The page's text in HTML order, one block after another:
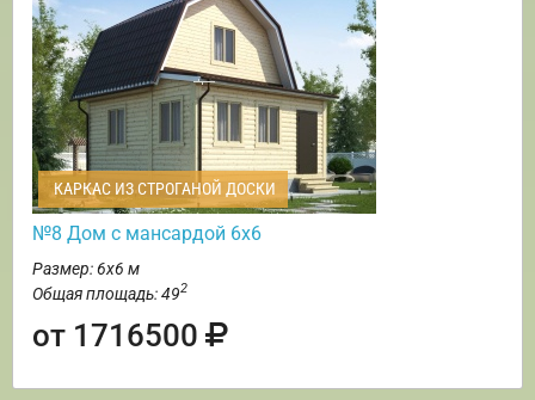
КАРКАС ИЗ СТРОГАНОЙ ДОСКИ
№8 Дом с мансардой 6х6
Размер: 6х6 м
Общая площадь: 492
от 1716500